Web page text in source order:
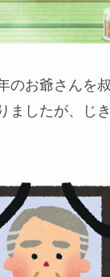
のお爺さんを
ましたが、じ